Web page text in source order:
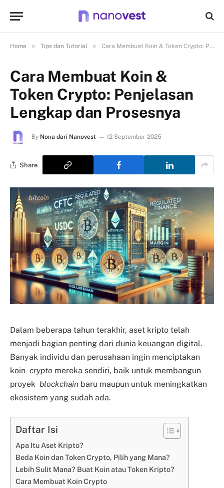
Home » Tips dan Tutorial » Cara Membuat Koin & Token Crypto: Penjelasan Lengkap dan Prosesnya
Cara Membuat Koin &
Token Crypto: Penjelasan
Lengkap dan Prosesnya
By Nona dari Nanovest 12 September 2025
Share
Dalam beberapa tahun terakhir, aset kripto telah
menjadi bagian penting dari dunia keuangan digital.
Banyak individu dan perusahaan ingin menciptakan
koin crypto mereka sendiri, baik untuk membangun
proyek blockchain baru maupun untuk meningkatkan
ekosistem yang sudah ada.
Daftar Isi
Apa Itu Aset Kripto?
Beda Koin dan Token Crypto, Pilih yang Mana?
Lebih Sulit Mana? Buat Koin atau Token Kripto?
Cara Membuat Koin Crypto